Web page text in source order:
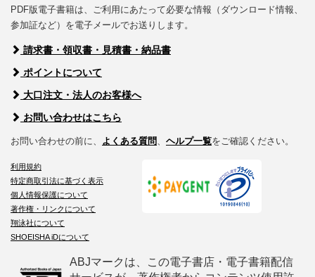
PDF版電子書籍は、ご利用にあたって必要な情報（ダウンロード情報、
参加証など）を電子メールでお送りします。
請求書・領収書・見積書・納品書
ポイントについて
大口注文・法人のお客様へ
お問い合わせはこちら
お問い合わせの前に、 よくある質問、 ヘルプ一覧をご確認ください。
利用規約
特定商取引法に基づく表示
個人情報保護について
著作権・リンクについて
翔泳社について
SHOEISHA iDについて
ABJマークは、この電子書店・電子書籍配信